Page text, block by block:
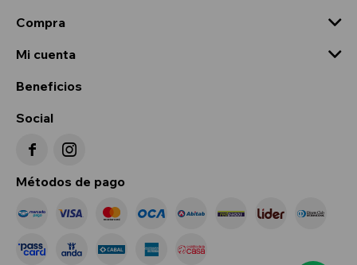
Compra
Mi cuenta
Beneficios
Social
 
Métodos de pago